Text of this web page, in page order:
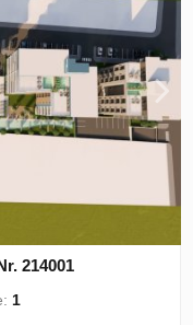
214001
1